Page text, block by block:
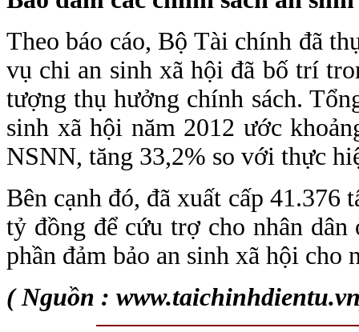
Theo báo cáo, Bộ Tài chính đã
vụ chi an sinh xã hội đã bố trí
tượng thụ hưởng chính sách.
sinh xã hội năm 2012 ước
NSNN, tăng 33,2% so với thực
Bên cạnh đó, đã xuất cấp
tỷ đồng để cứu trợ cho nhân
phần đảm bảo an sinh xã hội cho
( Nguồn :